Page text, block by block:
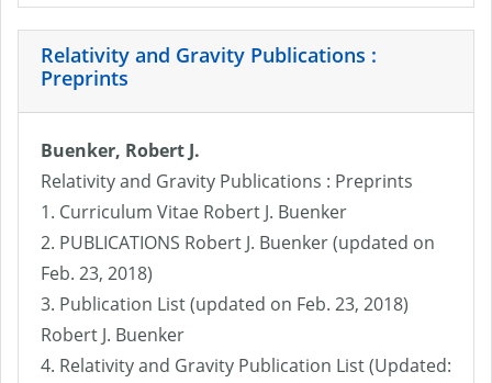
Relativity and Gravity Publications :
Preprints
Buenker, Robert J.
Relativity and Gravity Publications : Preprints
1. Curriculum Vitae Robert J. Buenker
2. PUBLICATIONS Robert J. Buenker (updated on
Feb. 23, 2018)
3. Publication List (updated on Feb. 23, 2018)
Robert J. Buenker
4. Relativity and Gravity Publication List (Updated: